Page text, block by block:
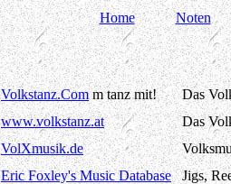
Home Noten
Volkstanz.Comm tanz mit!
Das
www.volkstanz.at
Das
VolXmusik.de
Eric Foxley's Music Database
Jigs,